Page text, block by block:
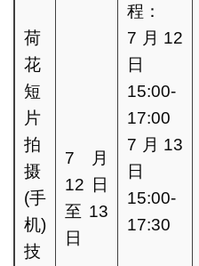
荷
花
短
片
拍
摄
(手
机)
技
7月
12日
至13
日
程：
7月12
日
15:00-
17:00
7月13
日
15:00-
17:30